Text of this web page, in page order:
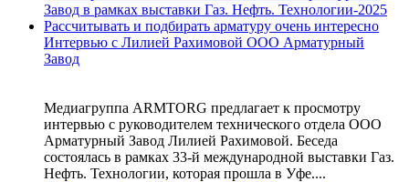
Интервью с Лилией Рахимовой ООО Арматурный
Завод
Медиагруппа ARMTORG предлагает к просмотру
интервью с руководителем технического отдела ООО
Арматурный Завод Лилией Рахимовой. Беседа
состоялась в рамках 33-й международной выставки Газ.
Нефть. Технологии, которая прошла в Уфе....